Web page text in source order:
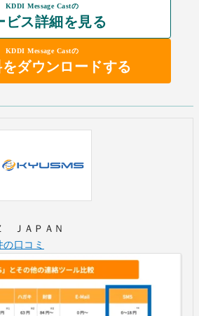
KDDI Message Castの
ビス詳細を見る
KDDI Message Castの
ダウンロードする
ＪＡＰＡＮ
の口コミ